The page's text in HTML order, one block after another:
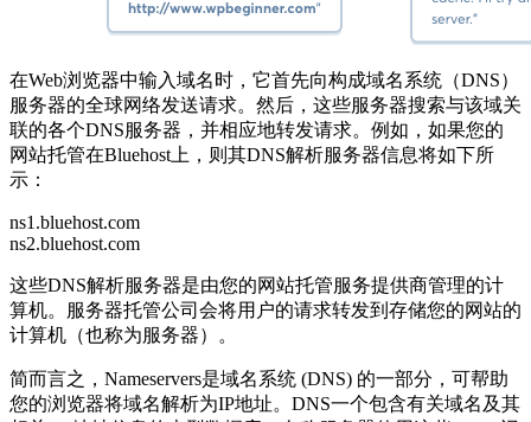
在Web浏览器中输入域名时，它首先向构成域名系统（DNS）
服务器的全球网络发送请求。然后，这些服务器搜索与该域关
联的各个DNS服务器，并相应地转发请求。例如，如果您的
网站托管在Bluehost上，则其DNS解析服务器信息将如下所
示：
ns1.bluehost.com
ns2.bluehost.com
这些DNS解析服务器是由您的网站托管服务提供商管理的计
算机。服务器托管公司会将用户的请求转发到存储您的网站的
计算机（也称为服务器）。
简而言之，Nameservers是域名系统 (DNS) 的一部分，可帮助
您的浏览器将域名解析为IP地址。DNS一个包含有关域名及其